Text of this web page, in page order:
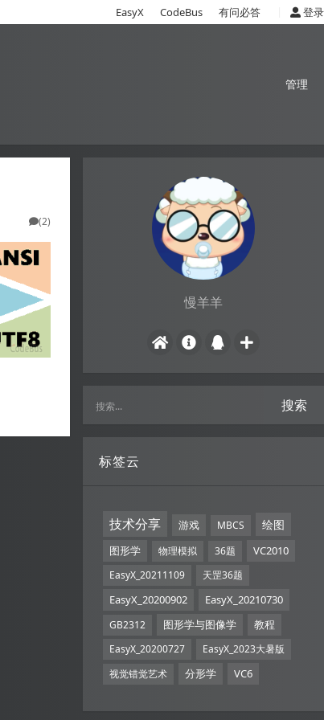
EasyX CodeBus 有问必答 登录
管理
(2)
慢羊羊
搜索
标签云
技术分享 游戏 MBCS 绘图
图形学 物理模拟 36题 VC2010
EasyX_20211109 天罡36题
EasyX_20200902 EasyX_20210730
GB2312 图形学与图像学 教程
EasyX_20200727
EasyX_2023大暑版
视觉错觉艺术
分形学 VC6